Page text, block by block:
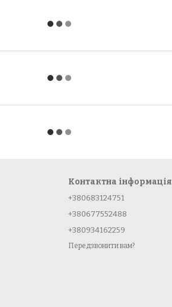
Контактна інформація
+380683124751
+380677552488
+380934162259
Передзвонити вам?